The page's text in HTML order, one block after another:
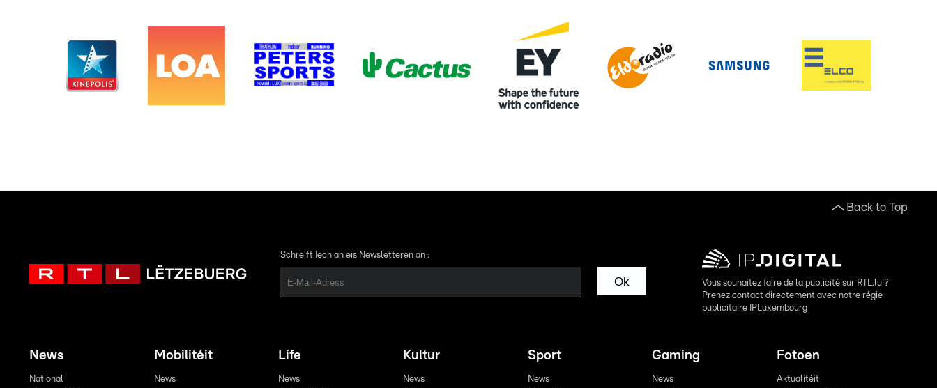
Back to Top
Schreift Iech an eis Newsletteren an :
Ok
Vous souhaitez faire de la publicité sur RTL.lu ?
Prenez contact directement avec notre régie
publicitaire IPLuxembourg
News
National
Mobilitéit
News
Life
News
Kultur
News
Sport
News
Gaming
News
Fotoen
Aktualitéit